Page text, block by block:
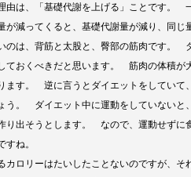
由は、「基礎代謝を上げる」ことです。
減ってくると、基礎代謝量が減り、同
のは、背筋と太股と、臀部の筋肉です。
ておくべきだと思います。 筋肉の体積が
ます。 逆に言うとダイエットをしていて
う。 ダイエット中に運動をしていないと
り出そうとします。 なので、運動せずに
すね。
カロリーはたいしたことないのですが、